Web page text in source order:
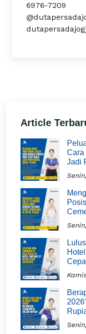
6976-
Article
Cara
Jadi